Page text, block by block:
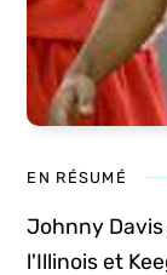
EN RÉSUMÉ
Johnny Davis
l'Illinois et